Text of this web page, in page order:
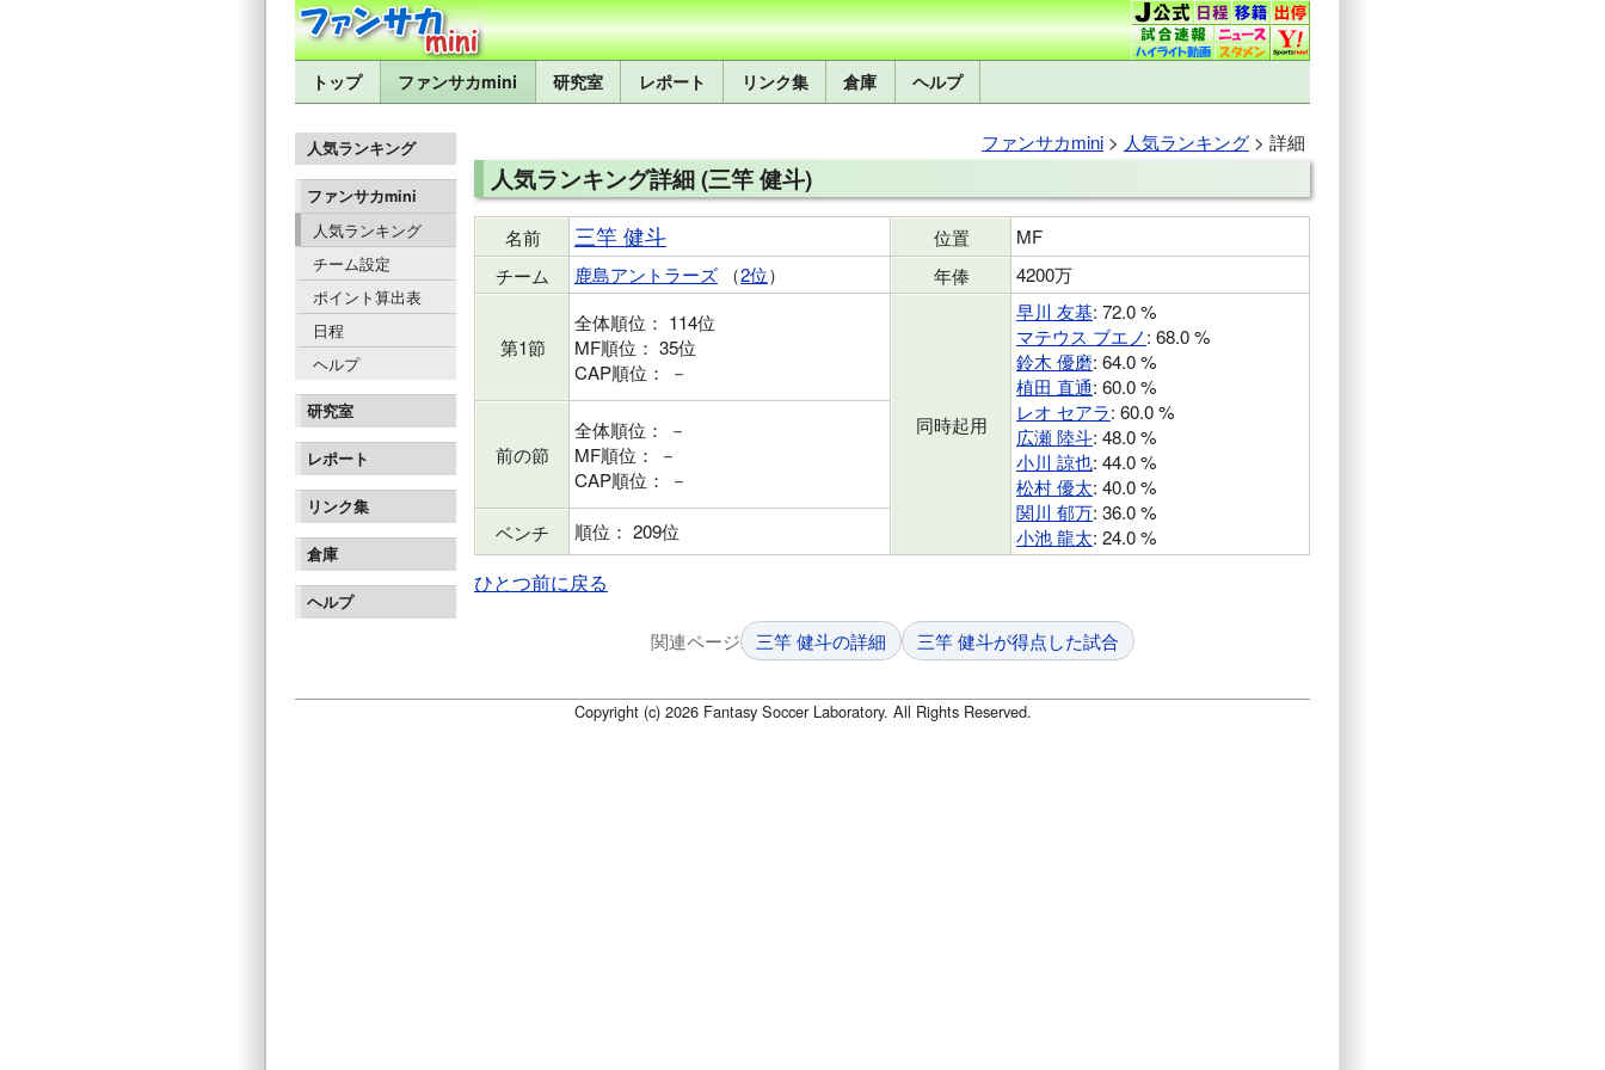
トップ ファンサカmini 研究室 レポート リンク集 倉庫 ヘルプ
人気ランキング
ファンサカmini
人気ランキング
チーム設定
ポイント算出表
日程
ヘルプ
研究室
レポート
リンク集
倉庫
ヘルプ
ファンサカmini > 人気ランキング > 詳細
人気ランキング詳細 (三竿 健斗)
名前 三竿 健斗 位置
MF
チーム
鹿島アントラーズ （2位） 年俸 4200万
第1節
全体順位： 114位
MF順位： 35位
CAP順位： －
同時起用
早川 友基: 72.0 %
マテウス ブエノ: 68.0 %
鈴木 優磨: 64.0 %
植田 直通: 60.0 %
レオ セアラ: 60.0 %
広瀬 陸斗: 48.0 %
小川 諒也: 44.0 %
松村 優太: 40.0 %
関川 郁万: 36.0 %
小池 龍太: 24.0 %
前の節
全体順位： －
MF順位： －
CAP順位： －
ベンチ 順位： 209位
ひとつ前に戻る
関連ページ 三竿 健斗の詳細 三竿 健斗が得点した試合
Copyright (c) 2026 Fantasy Soccer Laboratory. All Rights Reserved.